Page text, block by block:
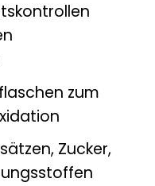
zum
Zucker,